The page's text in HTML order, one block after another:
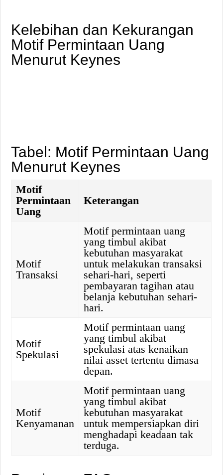
Kelebihan dan Kekurangan
Motif Permintaan Uang
Menurut Keynes
Tabel: Motif Permintaan Uang
Menurut Keynes
Motif
Permintaan
Uang
Keterangan
Motif
Transaksi
Motif permintaan uang
yang timbul akibat
kebutuhan masyarakat
untuk melakukan transaksi
sehari-hari, seperti
pembayaran tagihan atau
belanja kebutuhan sehari-
hari.
Motif
Spekulasi
Motif permintaan uang
yang timbul akibat
spekulasi atas kenaikan
nilai asset tertentu dimasa
depan.
Motif
Kenyamanan
Motif permintaan uang
yang timbul akibat
kebutuhan masyarakat
untuk mempersiapkan diri
menghadapi keadaan tak
terduga.